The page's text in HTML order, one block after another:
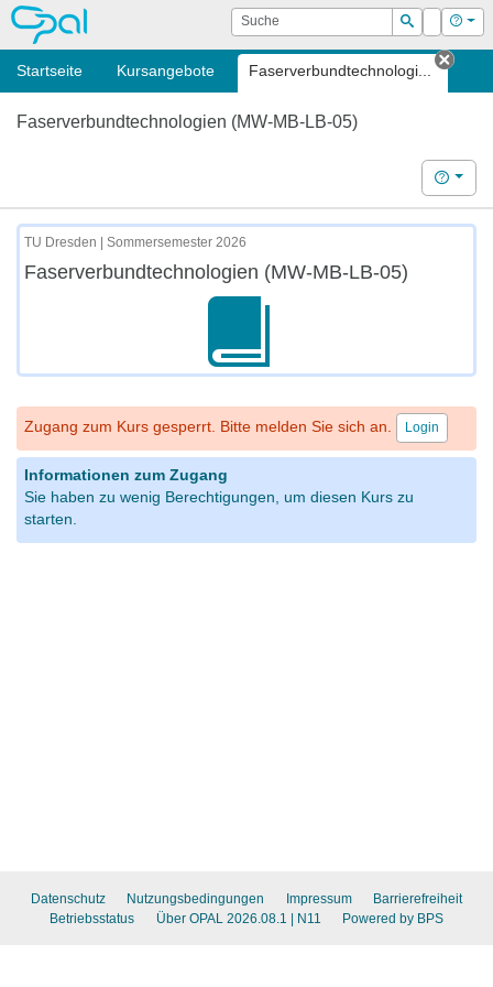
OPAL Suche
Suchen
Login Hilfe
Startseite Kursangebote Faserverbundtechnologi...
Tab
Faserverbundtechnologien (MW-MB-LB-05)
Hilfe
TU Dresden | Sommersemester 2026
Faserverbundtechnologien (MW-MB-LB-05)
Zugang zum Kurs gesperrt. Bitte melden Sie sich an. Login
Informationen zum Zugang
Sie haben zu wenig Berechtigungen, um diesen Kurs zu
starten.
Datenschutz Nutzungsbedingungen Impressum
Barrierefreiheit
Betriebsstatus
Über OPAL 2026.08.1 | N11 Powered by BPS